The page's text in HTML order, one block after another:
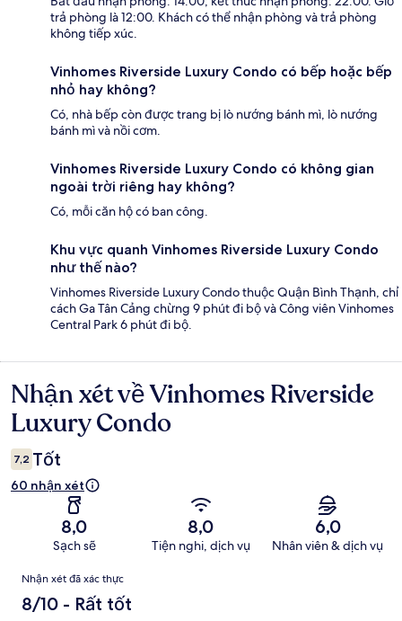
trả phòng là 12:00. Khách có thể nhận phòng và trả phòng
không tiếp xúc.
Vinhomes Riverside Luxury Condo có bếp hoặc bếp
nhỏ hay không?
Có, nhà bếp còn được trang bị lò nướng bánh mì, lò nướng
bánh mì và nồi cơm.
Vinhomes Riverside Luxury Condo có không gian
ngoài trời riêng hay không?
Có, mỗi căn hộ có ban công.
Khu vực quanh Vinhomes Riverside Luxury Condo
như thế nào?
Vinhomes Riverside Luxury Condo thuộc Quận Bình Thạnh, chỉ
cách Ga Tân Cảng chừng 9 phút đi bộ và Công viên Vinhomes
Central Park 6 phút đi bộ.
Nhận
xét
Nhận xét về Vinhomes Riverside
Luxury Condo
7,2 Tốt
60 nhận xét
8,0
Sạch sẽ
8,0
Tiện nghi, dịch vụ
6,0
Nhân viên & dịch vụ
Nhận
xét
Nhận xét đã xác thực
8/10 - Rất tốt